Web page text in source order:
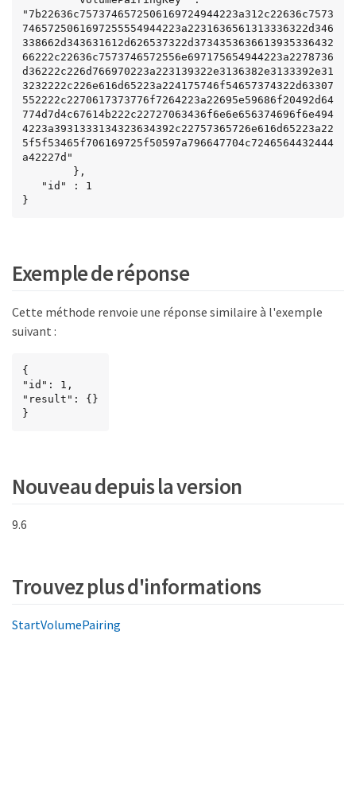
"7b22636c7573746572506169724944223a312c22636c7573
7465725061697255554944223a2231636561313336322d346
338662d343631612d626537322d3734353636613935336432
66222c22636c7573746572556e697175654944223a2278736
d36222c226d766970223a223139322e3136382e3133392e31
3232222c226e616d65223a224175746f54657374322d63307
552222c2270617373776f7264223a22695e59686f20492d64
774d7d4c67614b222c22727063436f6e6e656374696f6e494
4223a3931333134323634392c22757365726e616d65223a22
5f5f53465f706169725f50597a796647704c7246564432444
a42227d"
}
Exemple de réponse
Cette méthode renvoie une réponse similaire à l'exemple
suivant :
{
"id": 1,
"result": {}
}
Nouveau depuis la version
9.6
Trouvez plus d'informations
StartVolumePairing